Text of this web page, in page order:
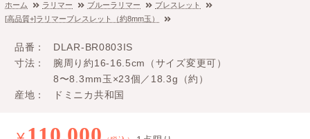
ホーム ラリマー ブルーラリマー
ブレスレット
[高品質+]ラリマーブレスレット（約8mm玉）
品番
DLAR-BR0803IS
寸法
腕周り約16-16.5cm（サイズ変更可）
8〜8.3mm玉×23個／18.3g（約）
産地
ドミニカ共和国